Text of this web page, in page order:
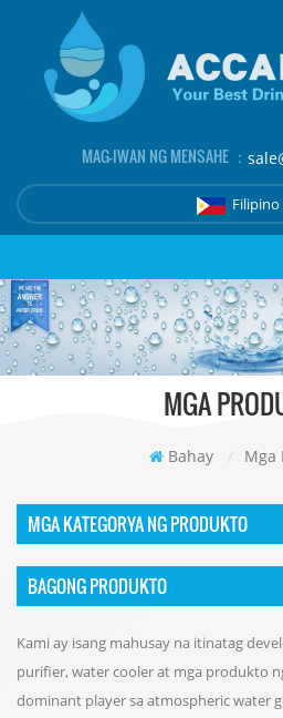
MAG-IWAN NG MENSAHE ：
Filipino
MGA
Bahay / Mga
MGA KATEGORYA NG PRODUKTO
BAGONG PRODUKTO
Kami ay isang mahusay na itinatag
purifier, water cooler at mga produkto
dominant player sa atmospheric water